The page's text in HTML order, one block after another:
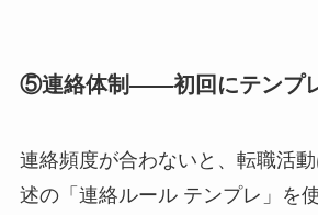
⑤連絡体制——初回にテンプ
連絡頻度が合わないと、転職活
述の「連絡ルール テンプレ」を